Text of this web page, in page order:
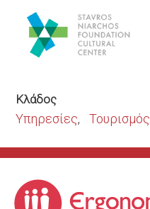
Κλάδος
Υπηρεσίες Τουρισμός